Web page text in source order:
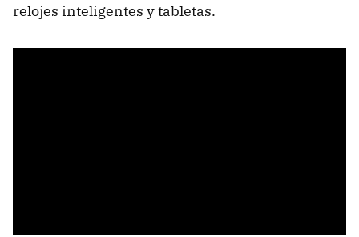
relojes inteligentes y tabletas.